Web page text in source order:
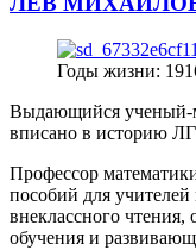
Годы жизни:
Выдающийся ученый-
вписано в историю
Профессор
пособий для
внеклассного чтения,
обучения и